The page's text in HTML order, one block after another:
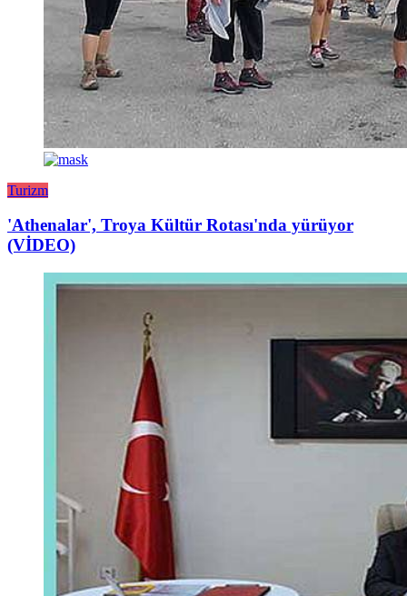
Turizm
'Athenalar', Troya Kültür Rotası'nda yürüyor
(VİDEO)